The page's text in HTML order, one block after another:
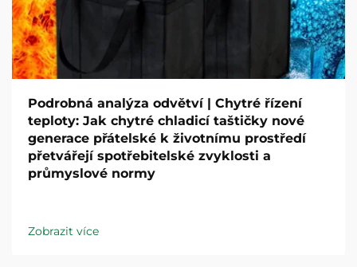
Podrobná analýza odvětví | Chytré řízení
teploty: Jak chytré chladicí taštičky nové
generace přátelské k životnímu prostředí
přetvářejí spotřebitelské zvyklosti a
průmyslové normy
Zobrazit více